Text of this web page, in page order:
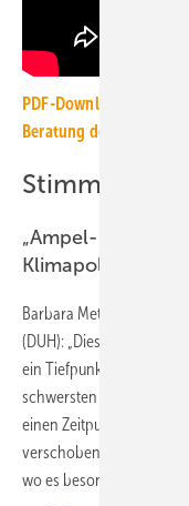
PDF-Download:
Beratung des
Stimmen aus
„Ampel-Einigung
Klimapolitik“
Barbara Metz,
(DUH): „Dieses
ein Tiefpunkt für die
schwersten wiegt, dass
einen Zeitpunkt nach
verschoben wird und das
wo es besonders einfach